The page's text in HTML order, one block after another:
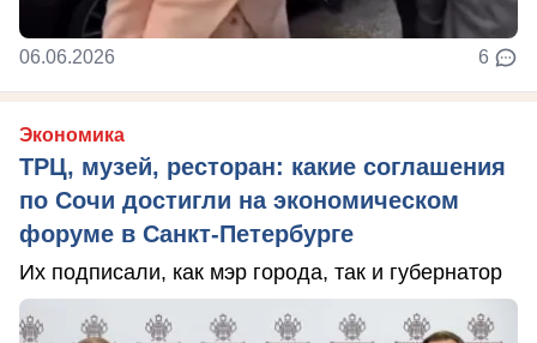
06.06.2026 6
Экономика
ТРЦ, музей, ресторан: какие соглашения
по Сочи достигли на экономическом
форуме в Санкт-Петербурге
Их подписали, как мэр города, так и губернатор